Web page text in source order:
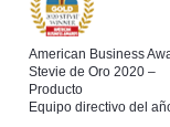
American Business
Stevie de Oro 2020 –
Producto
Equipo directivo del